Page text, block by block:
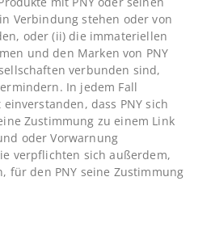
Verbindung stehen oder von
oder (ii) die immateriellen
und den Marken von PNY
verbunden sind,
In jedem Fall
dass PNY sich
Zustimmung zu einem Link
oder Vorwarnung
verpflichten sich außerdem,
für den PNY seine Zustimmung